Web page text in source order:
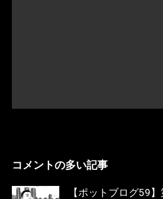
コメントの多い記事
【ポットブログ59